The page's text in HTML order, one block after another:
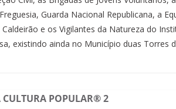
Guarda Nacional Republicana, a
e os Vigilantes da Natureza do
existindo ainda no Município duas Torres
CULTURA POPULAR® 2